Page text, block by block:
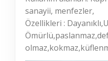
sanayii, menfezler,
Özellikleri :